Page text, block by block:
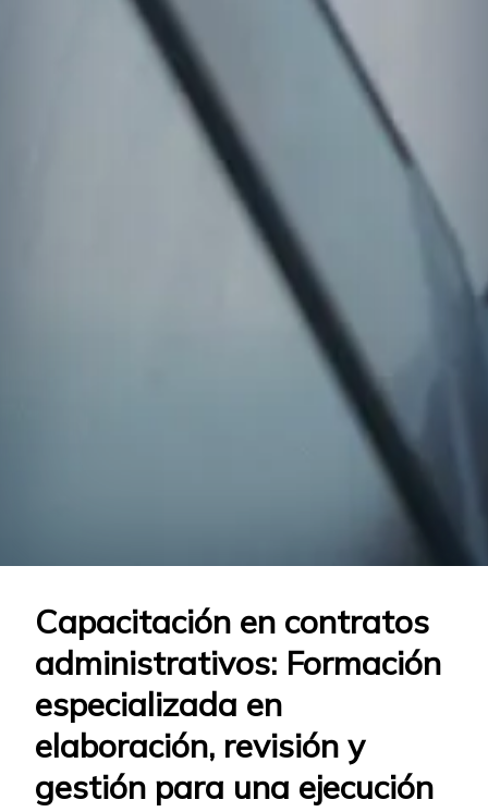
Capacitación en contratos
administrativos: Formación
especializada en
elaboración, revisión y
gestión para una ejecución